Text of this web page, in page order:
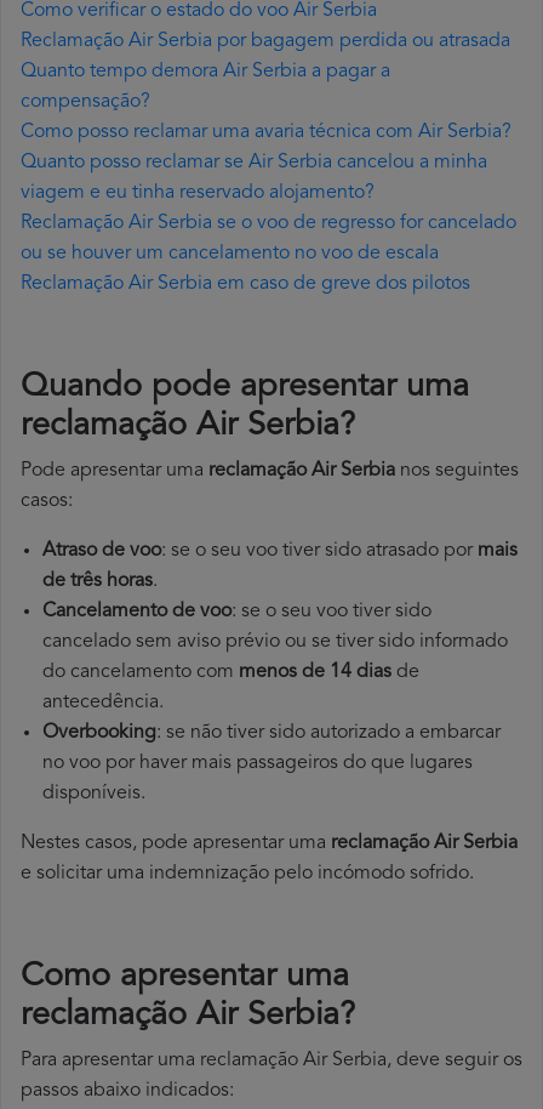
Como verificar o estado do voo Air Serbia
Reclamação Air Serbia por bagagem perdida ou atrasada
Quanto tempo demora Air Serbia a pagar a
compensação?
Como posso reclamar uma avaria técnica com Air Serbia?
Quanto posso reclamar se Air Serbia cancelou a minha
viagem e eu tinha reservado alojamento?
Reclamação Air Serbia se o voo de regresso for cancelado
ou se houver um cancelamento no voo de escala
Reclamação Air Serbia em caso de greve dos pilotos
Quando pode apresentar uma
reclamação Air Serbia?
Pode apresentar uma reclamação Air Serbia nos seguintes
casos:
Atraso de voo: se o seu voo tiver sido atrasado por mais
de três horas.
Cancelamento de voo: se o seu voo tiver sido
cancelado sem aviso prévio ou se tiver sido informado
do cancelamento com menos de 14 dias de
antecedência.
Overbooking: se não tiver sido autorizado a embarcar
no voo por haver mais passageiros do que lugares
disponíveis.
Nestes casos, pode apresentar uma reclamação Air Serbia
e solicitar uma indemnização pelo incómodo sofrido.
Como apresentar uma
reclamação Air Serbia?
Para apresentar uma reclamação Air Serbia, deve seguir os
passos abaixo indicados: